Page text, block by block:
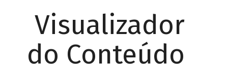
Visualizador
do Conteúdo